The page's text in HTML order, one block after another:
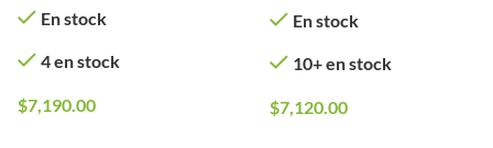
En stock
4 en stock
$7,190.00
En stock
10+ en stock
$7,120.00